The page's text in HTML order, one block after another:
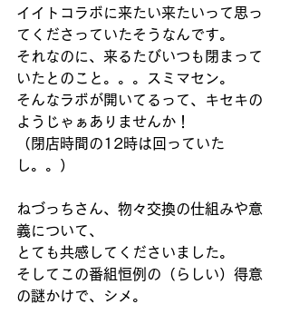
イイトコラボに来たい来たいって思っ
てくださっていたそうなんです。
それなのに、来るたびいつも閉まって
いたとのこと。。。スミマセン。
そんなラボが開いてるって、キセキの
ようじゃぁありませんか！
（閉店時間の12時は回っていた
し。。）
ねづっちさん、物々交換の仕組みや意
義について、
とても共感してくださいました。
そしてこの番組恒例の（らしい）得意
の謎かけで、シメ。